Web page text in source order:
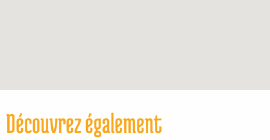
Découvrez également